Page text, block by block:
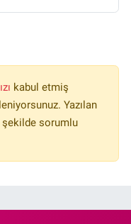
kabul etmiş
Yazılan
sorumlu